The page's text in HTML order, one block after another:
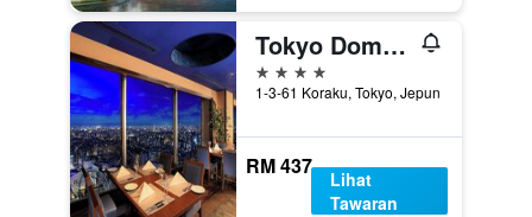
Tokyo Dome Hotel
4 bintang
1-3-61 Koraku, Tokyo, Jepun
RM 437
Lihat
Tawaran